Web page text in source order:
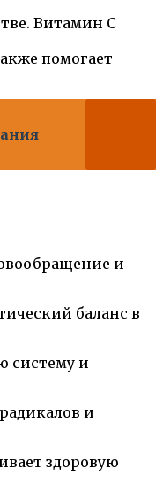
Витамин C
помогает
и
баланс в
систему и
и
здоровую